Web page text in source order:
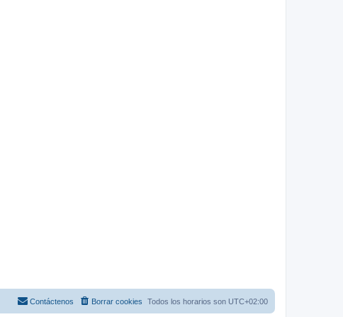
Todos los horarios son UTC+02:00
Borrar cookies
Contáctenos